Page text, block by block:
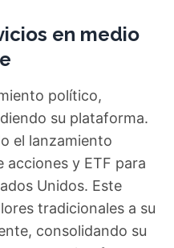
en medio
político,
su plataforma.
el lanzamiento
y ETF para
Unidos. Este
tradicionales a su
consolidando su